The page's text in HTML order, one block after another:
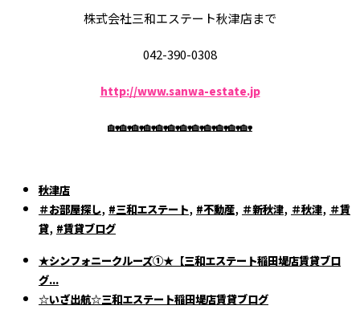
株式会社三和エステート秋津店まで
042-390-0308
http://www.sanwa-estate.jp
🏡🏡🏡🏡🏡🏡🏡🏡🏡🏡🏡🏡
秋津店
＃お部屋探し, #三和エステート, #不動産, ＃新秋津, ＃秋津, ＃賃
貸, #賃貸ブログ
★シンフォニークルーズ①★【三和エステート稲田堤店賃貸ブロ
グ...
☆いざ出航☆三和エステート稲田堤店賃貸ブログ